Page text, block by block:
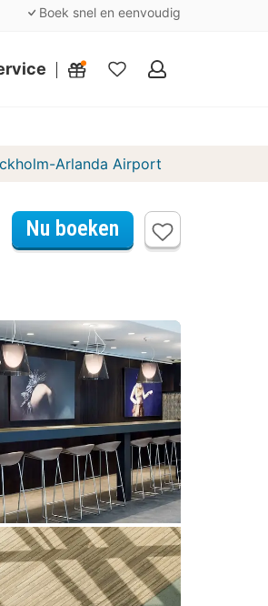
Boek snel en eenvoudig
Mijn
Arlanda Airport
Nu boeken